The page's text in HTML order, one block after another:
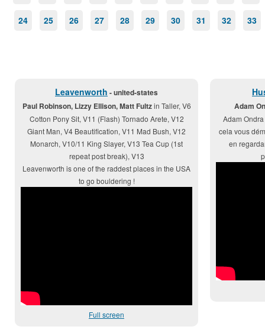
24 25 26 27 28 29 30 31 32 33
Leavenworth - united-states
Paul Robinson, Lizzy Ellison, Matt Fultzin Taller, V6
Cotton Pony Sit, V11 (Flash) Tornado Arete, V12
Giant Man, V4 Beautification, V11 Mad Bush, V12
Monarch, V10/11 King Slayer, V13 Tea Cup (1st
repeat post break), V13
Leavenworth is one of the raddest places in the USA
to go bouldering !
Full screen
Adam
Adam
cela vous
en